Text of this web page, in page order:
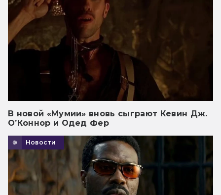
В новой «Мумии» вновь сыграют Кевин Дж.
О’Коннор и Одед Фер
Новости